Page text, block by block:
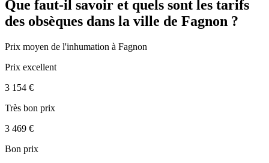
Que faut-il savoir et quels sont les tarifs
des obsèques dans la ville de Fagnon ?
Prix moyen de l'inhumation à Fagnon
Prix excellent
3 154 €
Très bon prix
3 469 €
Bon prix